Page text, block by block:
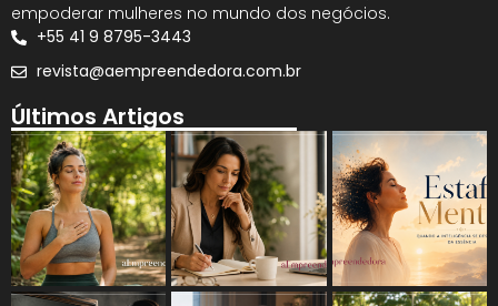
empoderar mulheres no mundo dos negócios.
+55 41 9 8795-3443
revista@aempreendedora.com.br
Últimos Artigos